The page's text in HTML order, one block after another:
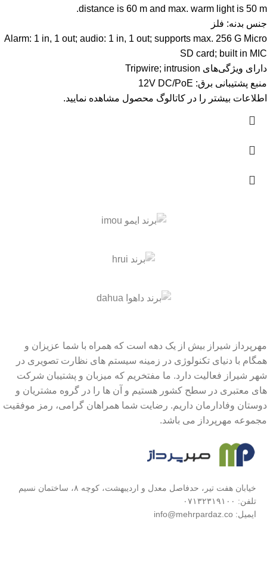
distance is 60 m and max. warm light is 50 m.
جنس بدنه: فلز
Alarm: 1 in, 1 out; audio: 1 in, 1 out; supports max. 256 G Micro
SD card; built in MIC
دارای ویژگی‌های Tripwire; intrusion
منبع پشتیبانی برق: 12V DC/PoE
اطلاعات بیشتر را در کاتالوگ محصول مشاهده نمایید.
مهرپرداز شیراز بیش از یک دهه است که همراه با شما عزیزان و
همگام با دنیای تکنولوژی در زمینه سیستم های نظارت تصویری در
شهر شیراز فعالیت دارد. ما مفتخریم که میزبان و پشتیبان شرکت
های معتبری در سطح کشور هستیم و آن ها را در گروه مشتریان و
دوستان وفادارمان داریم. رضایت شما همراهان گرامی، رمز موفقیت
مجموعه مهرپرداز می باشد.
خیابان هفت تیر، حدفاصل معدل و اردیبهشت، کوچه ۸، ساختمان نسیم
تلفن: ۰۷۱۳۲۳۱۹۱۰۰
ایمیل: info@mehrpardaz.co